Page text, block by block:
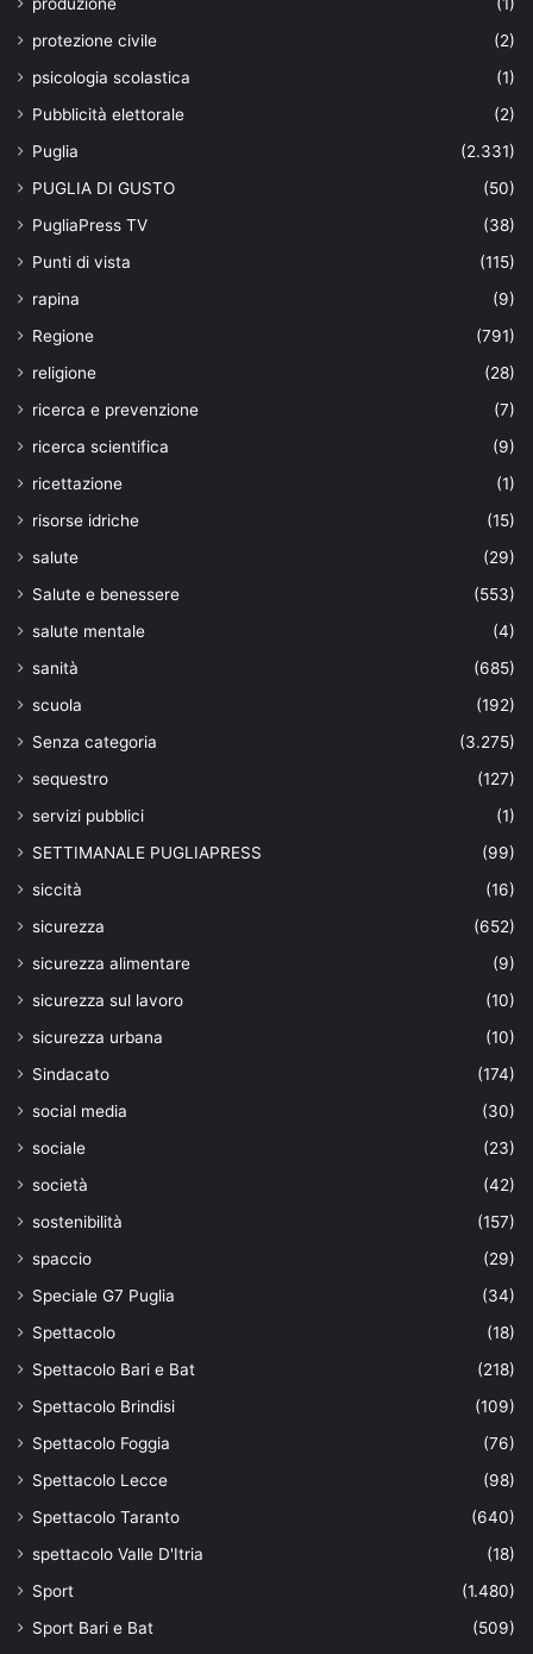
produzione
(1)
protezione civile
(2)
psicologia scolastica
(1)
Pubblicità elettorale
(2)
Puglia
(2.331)
PUGLIA DI GUSTO
(50)
PugliaPress TV
(38)
Punti di vista
(115)
rapina
(9)
Regione
(791)
religione
(28)
ricerca e prevenzione
(7)
ricerca scientifica
(9)
ricettazione
(1)
risorse idriche
(15)
salute
(29)
Salute e benessere
(553)
salute mentale
(4)
sanità
(685)
scuola
(192)
Senza categoria
(3.275)
sequestro
(127)
servizi pubblici
(1)
SETTIMANALE PUGLIAPRESS
(99)
siccità
(16)
sicurezza
(652)
sicurezza alimentare
(9)
sicurezza sul lavoro
(10)
sicurezza urbana
(10)
Sindacato
(174)
social media
(30)
sociale
(23)
società
(42)
sostenibilità
(157)
spaccio
(29)
Speciale G7 Puglia
(34)
Spettacolo
(18)
Spettacolo Bari e Bat
(218)
Spettacolo Brindisi
(109)
Spettacolo Foggia
(76)
Spettacolo Lecce
(98)
Spettacolo Taranto
(640)
spettacolo Valle D'Itria
(18)
Sport
(1.480)
Sport Bari e Bat
(509)